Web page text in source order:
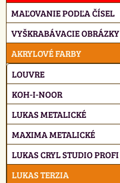
MAĽOVANIE PODĽA ČÍSEL
VYŠKRABÁVACIE OBRÁZKY
AKRYLOVÉ FARBY
LOUVRE
KOH-I-NOOR
LUKAS METALICKÉ
MAXIMA METALICKÉ
LUKAS CRYL STUDIO PROFI
LUKAS TERZIA